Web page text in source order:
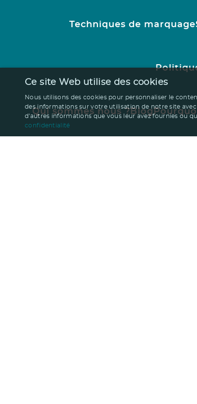
Techniques de marquage
Qui sommes nous ?Blog
Ce site Web utilise des cookies
Nous utilisons des cookies pour personnaliser le
des informations sur votre utilisation de notre site
d'autres informations que vous leur avez fournies ou
confidentialité